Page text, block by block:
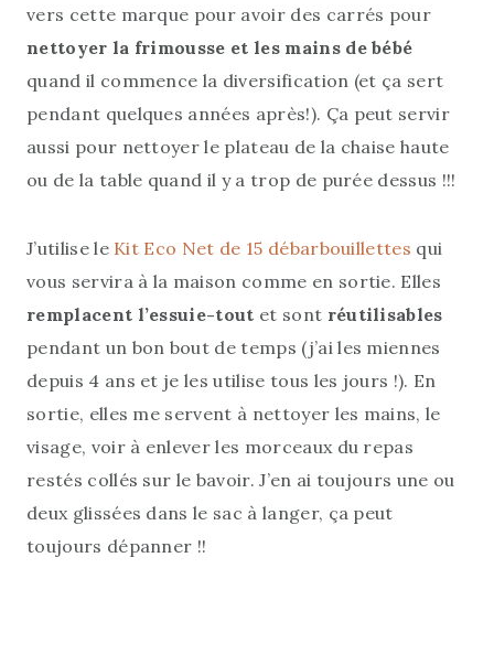
vers cette marque pour avoir des carrés pour
nettoyer la frimousse et les mains de bébé
quand il commence la diversification (et ça sert
pendant quelques années après!). Ça peut servir
aussi pour nettoyer le plateau de la chaise haute
ou de la table quand il y a trop de purée dessus !!!
J’utilise le Kit Eco Net de 15 débarbouillettes qui
vous servira à la maison comme en sortie. Elles
remplacent l’essuie-tout et sont réutilisables
pendant un bon bout de temps (j’ai les miennes
depuis 4 ans et je les utilise tous les jours !). En
sortie, elles me servent à nettoyer les mains, le
visage, voir à enlever les morceaux du repas
restés collés sur le bavoir. J’en ai toujours une ou
deux glissées dans le sac à langer, ça peut
toujours dépanner !!